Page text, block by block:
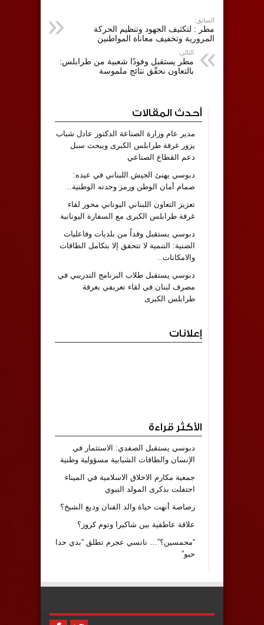
السابق:
مطر : لتكثيف الجهود وتنظيم الحركة
المرورية وتخفيف معاناة المواطنين
التالي:
مطر يستقبل وفودًا شعبية من طرابلس:
بالتعاون نحقّق نتائج ملموسة
أحدث المقالات
مدير عام وزارة الصناعة الدكتور عادل شباب
يزور غرفة طرابلس الكبرى ويبحث سبل
دعم القطاع الصناعي
دبوسي يهنئ الجيش اللبناني في عيده:
صمام أمان الوطن ورمز وحدته الوطنية..
تعزيز التعاون اللبناني اليوناني محور لقاء
غرفة طرابلس الكبرى مع السفارة اليونانية
دبوسي يستقبل وفداً من بلديات وفاعليات
الضنية: التنمية لا تتحقق إلا بتكامل الطاقات
والامكانات..
دبوسي يستقبل طلاب البرنامج التدريبي في
مصرف لبنان في لقاء تعريفي بغرفة
طرابلس الكبرى
إعلانات
الأكثر قراءة
دبوسي يستقبل الصفدي: الاستثمار في
الإنسان والطاقات الشبابية مسؤولية وطنية
جمعية مكارم الاخلاق الاسلامية في الميناء
احتفلت بذكرى المولد النبوي
رصاصة أنهت حياة والد الفنان وديع الشيخ؟
علاقة عاطفية بين شاكيرا وتوم كروز؟
“محمسين؟”… نانسي عجرم تطلق “بدي حدا
حبو”